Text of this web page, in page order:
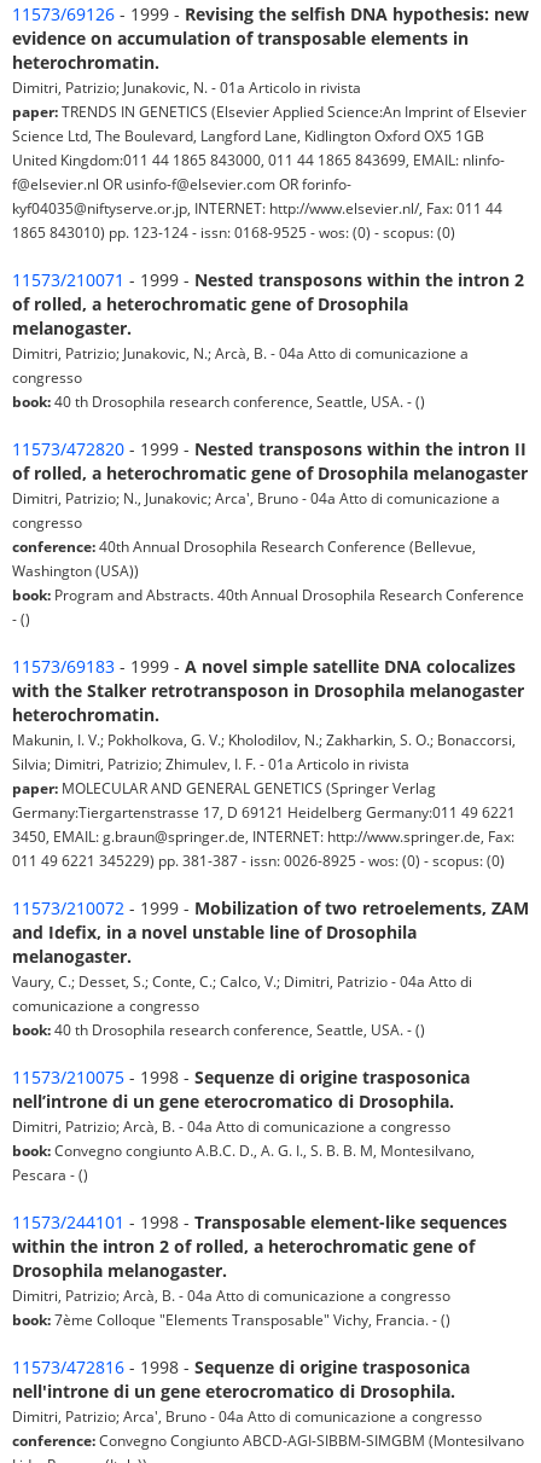
11573/69126 - 1999 - Revising the selfish DNA hypothesis: new
evidence on accumulation of transposable elements in
heterochromatin.
Dimitri, Patrizio; Junakovic, N. - 01a Articolo in rivista
paper:TRENDS IN GENETICS (Elsevier Applied Science:An Imprint of Elsevier
Science Ltd, The Boulevard, Langford Lane, Kidlington Oxford OX5 1GB
United Kingdom:011 44 1865 843000, 011 44 1865 843699, EMAIL: nlinfo-
f@elsevier.nl OR usinfo-f@elsevier.com OR forinfo-
kyf04035@niftyserve.or.jp, INTERNET: http://www.elsevier.nl/, Fax: 011 44
1865 843010) pp. 123-124 - issn: 0168-9525 - wos: (0) - scopus: (0)
11573/210071 - 1999 - Nested transposons within the intron 2
of rolled, a heterochromatic gene of Drosophila
melanogaster.
Dimitri, Patrizio; Junakovic, N.; Arcà, B. - 04a Atto di comunicazione a
congresso
book:40 th Drosophila research conference, Seattle, USA. - ()
11573/472820 - 1999 - Nested transposons within the intron II
of rolled, a heterochromatic gene of Drosophila melanogaster
Dimitri, Patrizio; N., Junakovic; Arca', Bruno - 04a Atto di comunicazione a
congresso
conference:40th Annual Drosophila Research Conference (Bellevue,
Washington (USA))
book: Program and Abstracts. 40th Annual Drosophila Research Conference
- ()
11573/69183 - 1999 - A novel simple satellite DNA colocalizes
with the Stalker retrotransposon in Drosophila melanogaster
heterochromatin.
Makunin, I. V.; Pokholkova, G. V.; Kholodilov, N.; Zakharkin, S. O.; Bonaccorsi,
Silvia; Dimitri, Patrizio; Zhimulev, I. F. - 01a Articolo in rivista
paper: MOLECULAR AND GENERAL GENETICS (Springer Verlag
Germany:Tiergartenstrasse 17, D 69121 Heidelberg Germany:011 49 6221
3450, EMAIL: g.braun@springer.de, INTERNET: http://www.springer.de, Fax:
011 49 6221 345229) pp. 381-387 - issn: 0026-8925 - wos: (0) - scopus: (0)
11573/210072 - 1999 - Mobilization of two retroelements, ZAM
and Idefix, in a novel unstable line of Drosophila
melanogaster.
Vaury, C.; Desset, S.; Conte, C.; Calco, V.; Dimitri, Patrizio - 04a Atto di
comunicazione a congresso
book:40 th Drosophila research conference, Seattle, USA. - ()
11573/210075 - 1998 - Sequenze di origine trasposonica
nell’introne di un gene eterocromatico di Drosophila.
Dimitri, Patrizio; Arcà, B. - 04a Atto di comunicazione a congresso
book:Convegno congiunto A.B.C. D., A. G. I., S. B. B. M, Montesilvano,
Pescara - ()
11573/244101 - 1998 - Transposable element-like sequences
within the intron 2 of rolled, a heterochromatic gene of
Drosophila melanogaster.
Dimitri, Patrizio; Arcà, B. - 04a Atto di comunicazione a congresso
book:7ème Colloque "Elements Transposable" Vichy, Francia. - ()
11573/472816 - 1998 - Sequenze di origine trasposonica
nell'introne di un gene eterocromatico di Drosophila.
Dimitri, Patrizio; Arca', Bruno - 04a Atto di comunicazione a congresso
conference:Convegno Congiunto ABCD-AGI-SIBBM-SIMGBM (Montesilvano